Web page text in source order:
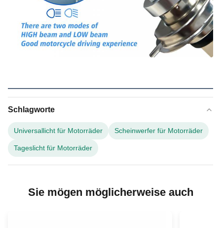
Schlagworte
Universallicht für Motorräder Scheinwerfer für Motorräder
Tageslicht für Motorräder
Sie mögen möglicherweise auch